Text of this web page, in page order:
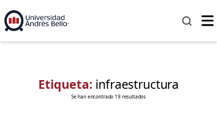
Etiqueta: infraestructura
Se han encontrado 19 resultados